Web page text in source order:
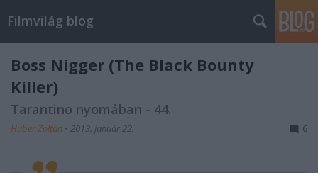
Filmvilág blog
Boss Nigger (The Black Bounty
Killer)
Tarantino nyomában - 44.
Huber Zoltán • 2013. január 22. 6